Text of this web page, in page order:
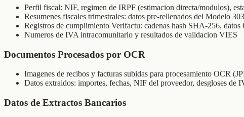
Perfil fiscal: NIF, regimen de IRPF (estimacion directa/modulos),
Resumenes fiscales trimestrales: datos pre-rellenados del Modelo
Registros de cumplimiento Verifactu: cadenas hash SHA-256,
Numeros de IVA intracomunitario y resultados de validacion VIES
Documentos Procesados por OCR
Imagenes de recibos y facturas subidas para procesamiento OCR
Datos extraidos: importes, fechas, NIF del proveedor, desgloses de
Datos de Extractos Bancarios